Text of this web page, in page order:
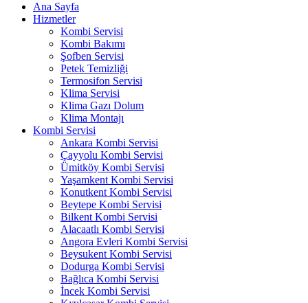
Ana Sayfa
Hizmetler
Kombi Servisi
Kombi Bakımı
Şofben Servisi
Petek Temizliği
Termosifon Servisi
Klima Servisi
Klima Gazı Dolum
Klima Montajı
Kombi Servisi
Ankara Kombi Servisi
Çayyolu Kombi Servisi
Ümitköy Kombi Servisi
Yaşamkent Kombi Servisi
Konutkent Kombi Servisi
Beytepe Kombi Servisi
Bilkent Kombi Servisi
Alacaatlı Kombi Servisi
Angora Evleri Kombi Servisi
Beysukent Kombi Servisi
Dodurga Kombi Servisi
Bağlıca Kombi Servisi
İncek Kombi Servisi